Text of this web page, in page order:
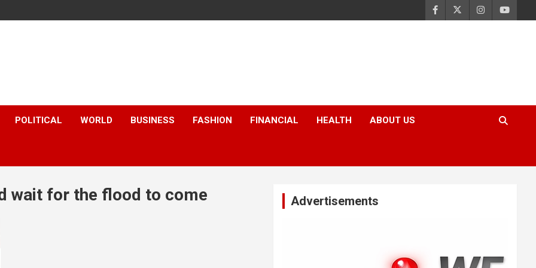
POLITICAL WORLD BUSINESS FASHION FINANCIAL HEALTH ABOUT US
wait for the flood to come Advertisements